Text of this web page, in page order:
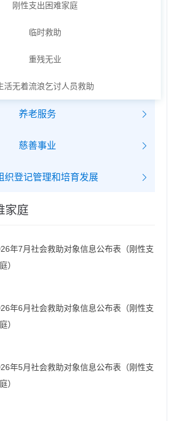
刚性支出困难家庭
临时救助
重残无业
活无着流浪乞讨人员救助
养老服务
慈善事业
织登记管理和培育发展
家庭
年7月社会救助对象信息公布表（刚性支
）
年6月社会救助对象信息公布表（刚性支
）
年5月社会救助对象信息公布表（刚性支
）